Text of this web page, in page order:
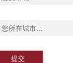
提交